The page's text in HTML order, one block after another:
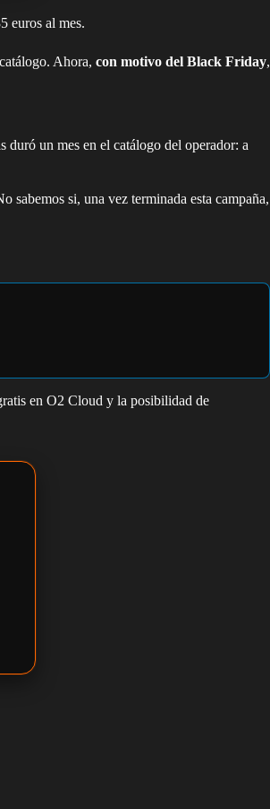
euros al mes.
Ahora, con motivo del Black Friday,
duró un mes en el catálogo del operador: a
sabemos si, una vez terminada esta campaña,
en O2 Cloud y la posibilidad de